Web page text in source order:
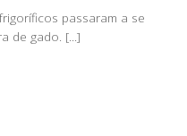
passaram a se
de gado. [...]